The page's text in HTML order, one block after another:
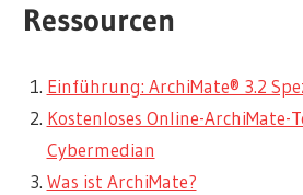
Ressourcen
Einführung: ArchiMate® 3.2
Kostenloses Online-ArchiMate-
Cybermedian
Was ist ArchiMate?